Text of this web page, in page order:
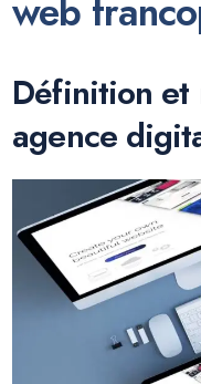
web
Définition et
agence